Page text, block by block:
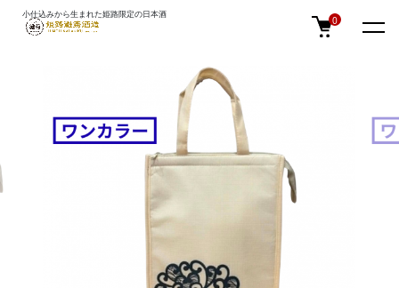
小仕込みから生まれた姫路限定の日本酒 0
TOP 灘菊酒造オリジナルグッズ